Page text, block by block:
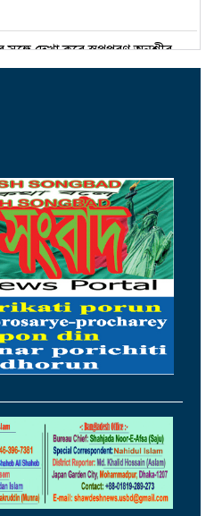
সঙ্গে দেখা করে স্বপ্নপূরণ অনুশ্রীর,
উপহার
চুক্তি হলেও এখনই খুলছে না
ইরানের
৫ দিনে রেমিট্যান্স এলো ৬০
ডলার
সঙ্গে কূটনৈতিক অচলাবস্থা ভাঙলো
জনপ্রশাসন বিষয়ক উপদেষ্টা,
জটিলতা পরিহার করে দ্রুত
গ্রহণের নির্দেশ